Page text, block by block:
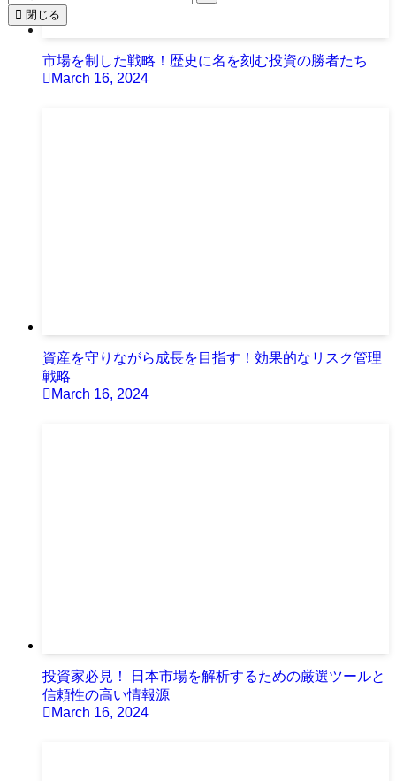
市場を制した戦略！歴史に名を刻む投資の勝者たち
March 16, 2024
資産を守りながら成長を目指す！効果的なリスク管理
戦略
March 16, 2024
投資家必見！ 日本市場を解析するための厳選ツールと
信頼性の高い情報源
March 16, 2024
閉じる